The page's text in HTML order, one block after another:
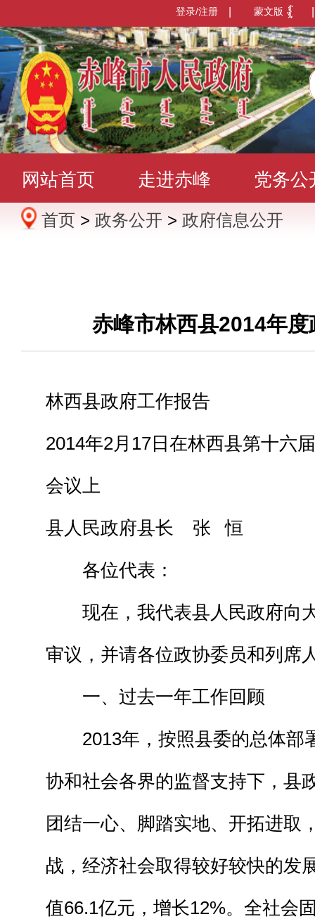
蒙文版
登录/注册
网站首页 走进赤峰 党务公
办事服务 政民互动 数据发
首页 > 政务公开 > 政府信息公开
赤峰市林西县2014年
林西县政府工作报告
2014年2月17日在林西县第十六
会议上
县人民政府县长 张 恒
各位代表：
现在，我代表县人民政府向
审议，并请各位政协委员和列席
一、过去一年工作回顾
2013年，按照县委的总体部
协和社会各界的监督支持下，县
团结一心、脚踏实地、开拓进取
战，经济社会取得较好较快的发
值66.1亿元，增长12%。全社会